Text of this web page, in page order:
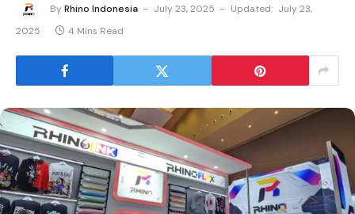
ByRhino Indonesia July 23, 2025 Updated: July 23,
2025
4 Mins Read